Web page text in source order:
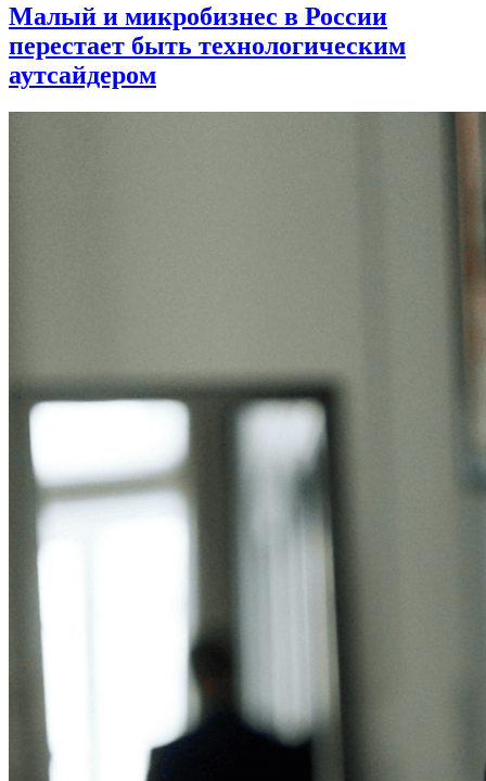
Малый и микробизнес в России
перестает быть технологическим
аутсайдером